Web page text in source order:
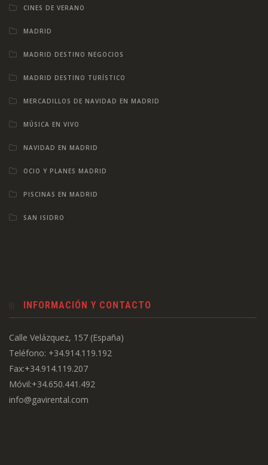
CINES DE VERANO
MADRID
MADRID DESTINO NEGOCIOS
MADRID DESTINO TURÍSTICO
MERCADILLOS DE NAVIDAD EN MADRID
MÚSICA EN VIVO
NAVIDAD EN MADRID
OCIO Y PLANES MADRID
PISCINAS EN MADRID
SAN ISIDRO
INFORMACIÓN Y CONTACTO
Calle Velázquez, 157 (España)
Teléfono: +34.914.119.192
Fax:+34.914.119.207
Móvil:+34.650.441.492
info@gavirental.com